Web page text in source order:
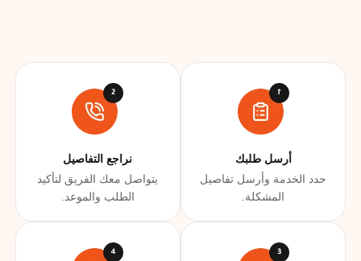
أرسل طلبك
حدد الخدمة وأرسل تفاصيل
المشكلة.
نراجع التفاصيل
يتواصل معك الفريق لتأكيد
الطلب والموعد.